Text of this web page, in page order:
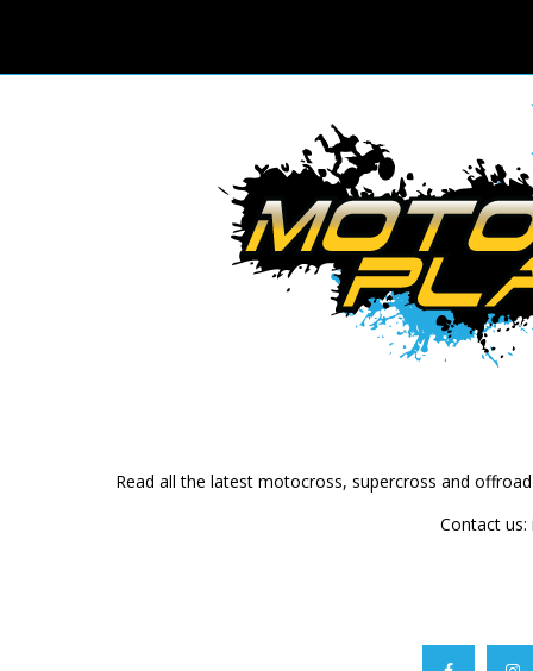
Read all the latest motocross, supercross and
Contact us: